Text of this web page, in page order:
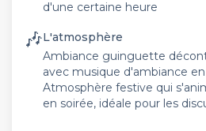
d'une certaine heure
🎶L'atmosphère
Ambiance guinguette
avec musique d'ambiance
Atmosphère festive qui
en soirée, idéale pour les